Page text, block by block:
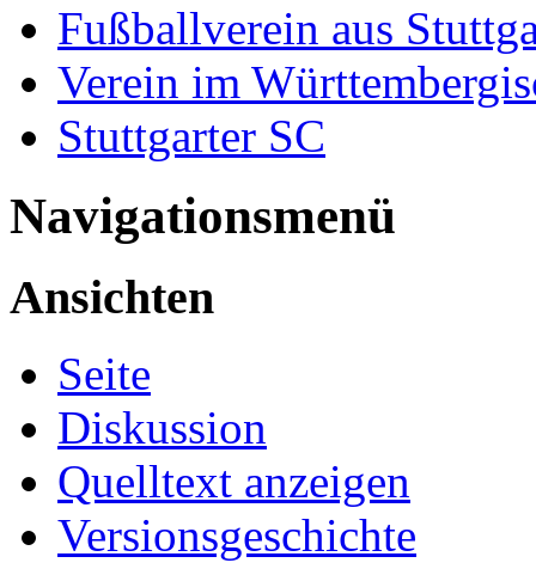
Fußballverein aus
Verein im
Stuttgarter SC
Navigationsmenü
Ansichten
Seite
Diskussion
Quelltext anzeigen
Versionsgeschichte